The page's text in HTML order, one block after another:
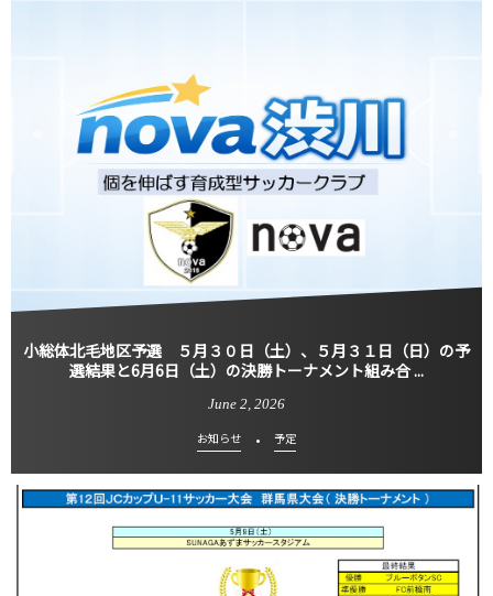
小総体北毛地区予選 ５月３０日（土）、５月３１日（日）の予
選結果と6月6日（土）の決勝トーナメント組み合 ...
June 2 2026
お知らせ 予定